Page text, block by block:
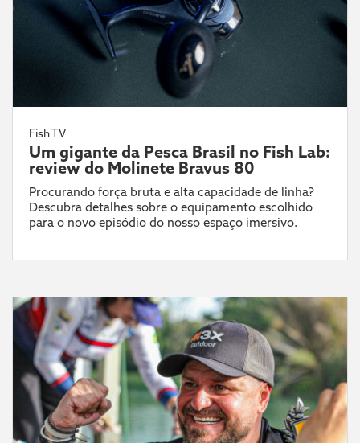
Fish TV
Um gigante da Pesca Brasil no Fish Lab:
review do Molinete Bravus 80
Procurando força bruta e alta capacidade de linha?
Descubra detalhes sobre o equipamento escolhido
para o novo episódio do nosso espaço imersivo.